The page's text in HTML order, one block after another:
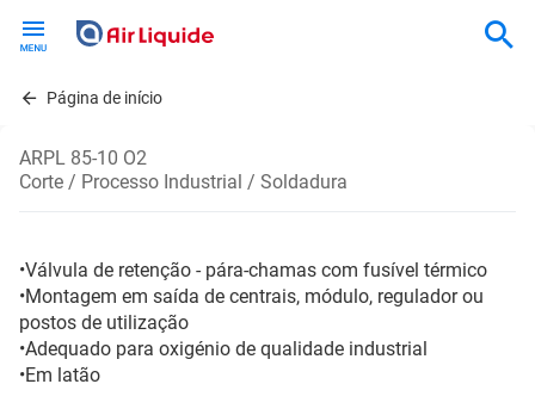
contentPágina de início
ARPL 85-10 O2
Corte / Processo Industrial / Soldadura
•Válvula de retenção - pára-chamas com fusível térmico
•Montagem em saída de centrais, módulo, regulador ou
postos de utilização
•Adequado para oxigénio de qualidade industrial
•Em latão